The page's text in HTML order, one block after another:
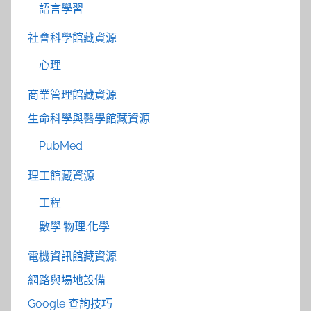
語言學習
社會科學館藏資源
心理
商業管理館藏資源
生命科學與醫學館藏資源
PubMed
理工館藏資源
工程
數學.物理.化學
電機資訊館藏資源
網路與場地設備
Google 查詢技巧